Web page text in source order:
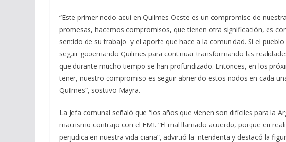
“Este primer nodo aquí en Quilmes Oeste es un compromiso de
promesas, hacemos compromisos, que tienen otra significación, es
sentido de su trabajo y el aporte que hace a la comunidad. Si el
seguir gobernando Quilmes para continuar transformando las
que durante mucho tiempo se han profundizado. Entonces, en los
tener, nuestro compromiso es seguir abriendo estos nodos en cada
Quilmes”, sostuvo Mayra.
La Jefa comunal señaló que “los años que vienen son difíciles para la
macrismo contrajo con el FMI. “El mal llamado acuerdo, porque en
perjudica en nuestra vida diaria”, advirtió la Intendenta y destacó la